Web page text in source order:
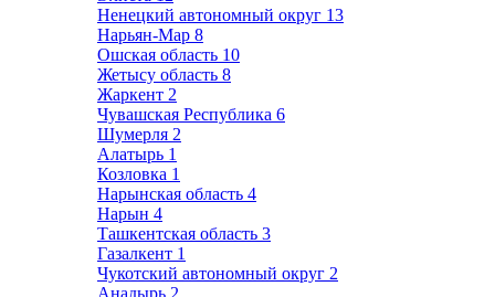
Ненецкий автономный округ 13
Нарьян-Мар 8
Ошская область 10
Жетысу область 8
Жаркент 2
Чувашская Республика 6
Шумерля 2
Алатырь 1
Козловка 1
Нарынская область 4
Нарын 4
Ташкентская область 3
Газалкент 1
Чукотский автономный округ 2
Анадырь 2